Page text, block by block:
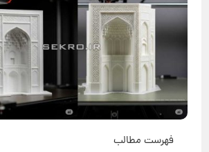
فهرست مطالب